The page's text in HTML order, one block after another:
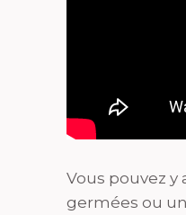
Vous pouvez y
germées ou